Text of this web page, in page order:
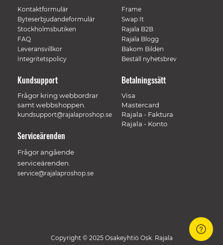
Kontaktformulär
Byteserbjudandeformulär
Stockholmsbutiken
FAQ
Leveransvillkor
Integritetspolicy
Frame
Swap It
Rajala B2B
Rajala Blogg
Bakom Bilden
Beställ nyhetsbrev
Betalningssätt
Visa
Mastercard
Rajala - Faktura
Rajala - Konto
Kundsupport
Frågor kring webbordrar
samt webbshoppen.
kundsupport@rajalaproshop.se
Serviceärenden
Frågor angående
serviceärenden.
service@rajalaproshop.se
Copyright © 2025 Osakeyhtiö Osk. Rajala